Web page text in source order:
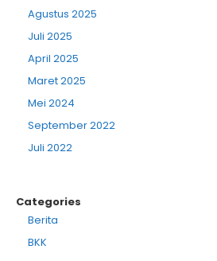
Agustus 2025
Juli 2025
April 2025
Maret 2025
Mei 2024
September 2022
Juli 2022
Categories
Berita
BKK